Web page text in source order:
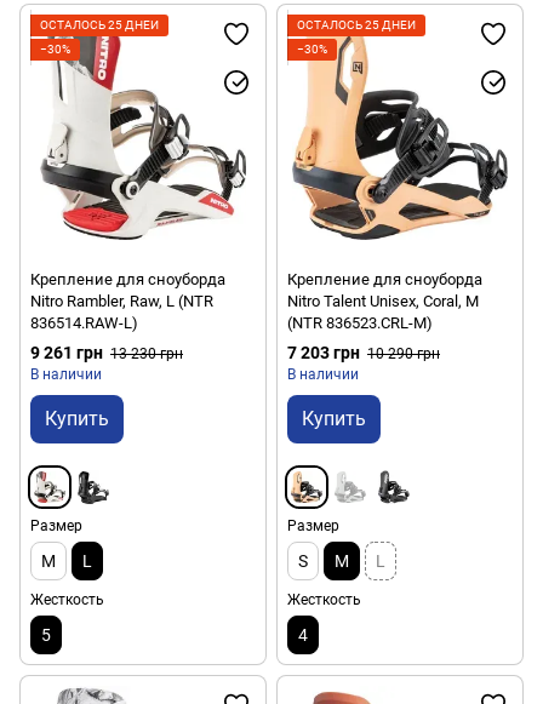
ОСТАЛОСЬ 25 ДНЕЙ
−30%
Крепление для сноуборда
Nitro Rambler, Raw, L (NTR
836514.RAW-L)
9 261 грн 13 230 грн
В наличии
Купить
Размер
M L
Жесткость
5
ОСТАЛОСЬ 25 ДНЕЙ
−30%
Крепление для сноуборда
Nitro Talent Unisex, Coral, M
(NTR 836523.CRL-M)
7 203 грн 10 290 грн
В наличии
Купить
Размер
S M L
Жесткость
4